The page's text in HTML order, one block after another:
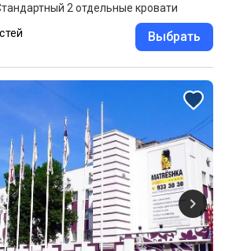
2 отдельные кровати
Выбрать